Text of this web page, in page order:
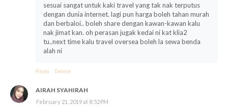
sesuai sangat untuk kaki travel yang tak nak terputus
dengan dunia internet. lagi pun harga boleh tahan murah
dan berbaloi.. boleh share dengan kawan-kawan kalu
nak jimat kan. oh perasan jugak kedai ni kat klia2
tu..next time kalu travel oversea boleh la sewa benda
alah ni
Reply Delete
AIRAH SYAHIRAH
February 21, 2019 at 8:52 PM